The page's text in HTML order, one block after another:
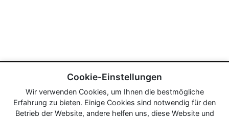
Cookie-Einstellungen
Wir verwenden Cookies, um Ihnen die bestmögliche
Erfahrung zu bieten. Einige Cookies sind notwendig für den
Betrieb der Website, andere helfen uns, diese Website und